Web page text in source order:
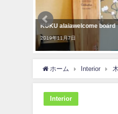
KUKU alaiawelcome board
2019年11月7日
ホーム Interior
Interior